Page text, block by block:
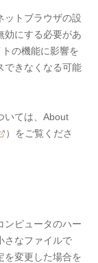
ットブラウザの設
効にする必要があ
の機能に影響を
できなくなる可能
いては、About
） をご覧くださ
ンピュータのハー
さなファイルで
を変更した場合を